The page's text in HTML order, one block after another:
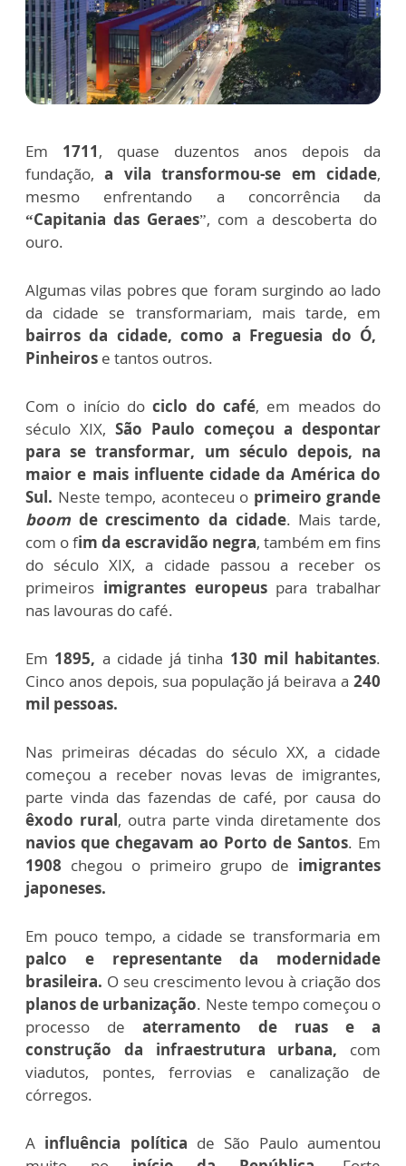
Em 1711, quase duzentos anos depois da
fundação,a vila transformou-se em cidade,
mesmo enfrentando a concorrência da
“Capitania das Geraes”, com a descoberta do
ouro.
Algumas vilas pobres que foram surgindo ao lado
da cidade se transformariam, mais tarde, em
bairros da cidade, como a Freguesia do Ó,
Pinheiros e tantos outros.
Com o início dociclo do café, em meados do
século XIX, São Paulo começou a despontar
para se transformar, um século depois, na
maior e mais influente cidade da América do
Sul. Neste tempo, aconteceu o primeiro grande
boom de crescimento da cidade. Mais tarde,
com o fim da escravidão negra, também em fins
do século XIX, a cidade passou a receber os
primeiros imigrantes europeuspara trabalhar
nas lavouras do café.
Em 1895, a cidade já tinha 130 mil habitantes.
Cinco anos depois, sua população já beirava a 240
mil pessoas.
Nas primeiras décadas do século XX, a cidade
começou a receber novas levas de imigrantes,
parte vinda das fazendas de café, por causa do
êxodo rural, outra parte vinda diretamente dos
navios que chegavam ao Porto de Santos. Em
1908 chegou o primeiro grupo de imigrantes
japoneses.
Em pouco tempo, a cidade se transformaria em
palco e representante da modernidade
brasileira. O seu crescimento levou à criação dos
planos de urbanização. Neste tempo começou o
processo de aterramento de ruas e a
construção da infraestrutura urbana, com
viadutos, pontes, ferrovias e canalização de
córregos.
A influência política de São Paulo aumentou